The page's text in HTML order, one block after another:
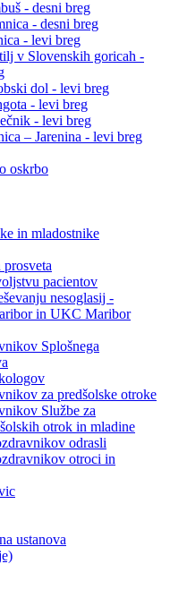
- desni breg
- desni breg
- levi breg
v Slovenskih goricah -
dol - levi breg
- levi breg
- levi breg
– Jarenina - levi breg
oskrbo
in mladostnike
pacientov
nesoglasij -
in UKC Maribor
Splošnega
za predšolske otroke
Službe za
otrok in mladine
odrasli
otroci in
ustanova